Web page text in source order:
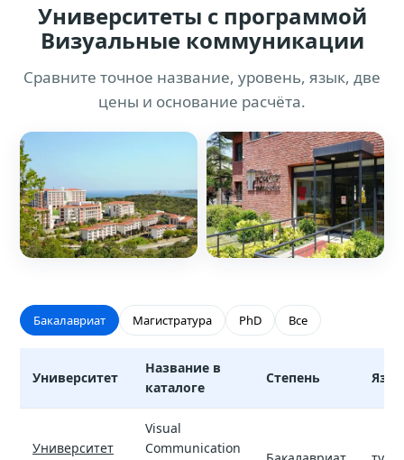
Университеты с программой
Визуальные коммуникации
Сравните точное название, уровень, язык, две
цены и основание расчёта.
Бакалавриат Магистратура PhD Все
Университет
Название в
каталоге
Степень
Университет
Visual
Communication